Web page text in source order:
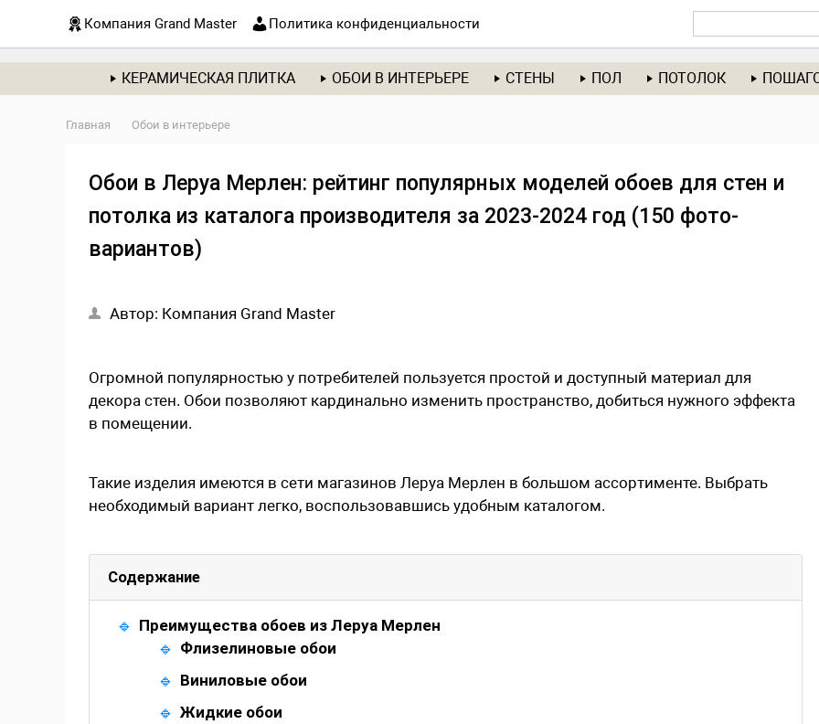
Компания Grand Master Политика конфиденциальности
КЕРАМИЧЕСКАЯ ПЛИТКА ОБОИ В ИНТЕРЬЕРЕ СТЕНЫ ПОЛ ПОТОЛОК
Главная Обои в интерьере
Обои в Леруа Мерлен: рейтинг популярных моделей обоев для стен и
потолка из каталога производителя за 2023-2024 год (150 фото-
вариантов)
Автор: Компания Grand Master
Огромной популярностью у потребителей пользуется простой и доступный материал для
декора стен. Обои позволяют кардинально изменить пространство, добиться нужного эффекта
в помещении.
Такие изделия имеются в сети магазинов Леруа Мерлен в большом ассортименте. Выбрать
необходимый вариант легко, воспользовавшись удобным каталогом.
Содержание
Преимущества обоев из Леруа Мерлен
Флизелиновые обои
Виниловые обои
Жидкие обои